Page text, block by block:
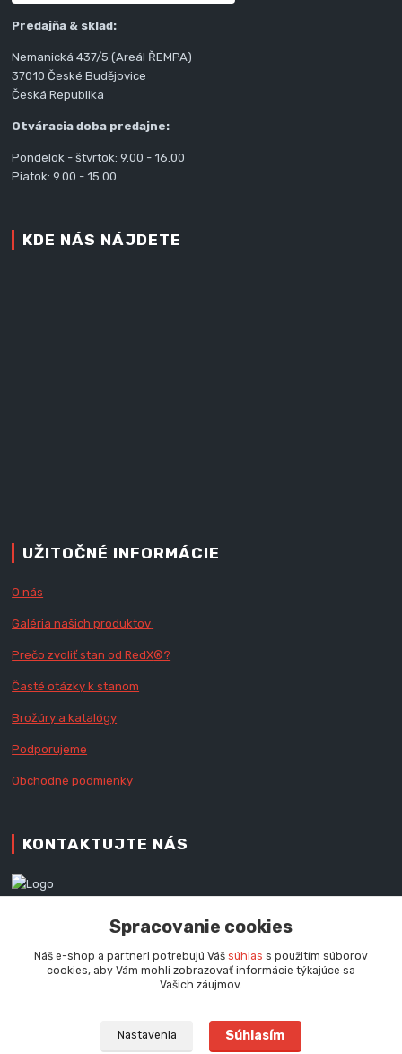
Predajňa & sklad:
Nemanická 437/5 (Areál ŘEMPA)
37010 České Budějovice
Česká Republika
Otváracia doba predajne:
Pondelok - štvrtok: 9.00 - 16.00
Piatok: 9.00 - 15.00
KDE NÁS NÁJDETE
UŽITOČNÉ INFORMÁCIE
O nás
Galéria našich produktov
Prečo zvoliť stan od RedX®?
Časté otázky k stanom
Brožúry a katalógy
Podporujeme
Obchodné podmienky
KONTAKTUJTE NÁS
+421 905 060 020
info@redx-stany.sk
Spracovanie cookies
Náš e-shop a partneri potrebujú Váš súhlas s použitím súborov
cookies, aby Vám mohli zobrazovať informácie týkajúce sa
Vašich záujmov.
Nastavenia Súhlasím